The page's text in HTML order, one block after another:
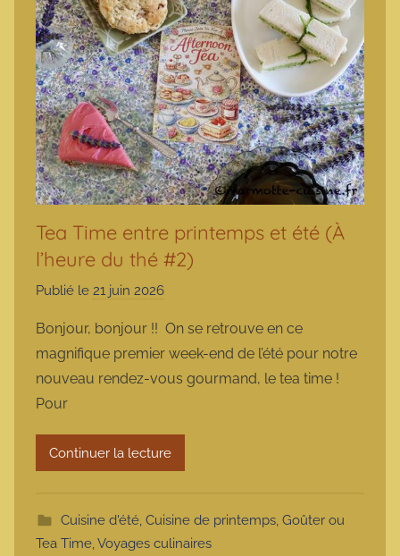
Tea Time entre printemps et été (À
l’heure du thé #2)
Publié le 21 juin 2026
r
m
a
o
t
e
Bonjour, bonjour !! On se retrouve en ce
magnifique premier week-end de l’été pour notre
nouveau rendez-vous gourmand, le tea time !
Pour
Continuer la lecture
Cuisine d'été, Cuisine de printemps, Goûter ou
Tea Time,Voyages culinaires